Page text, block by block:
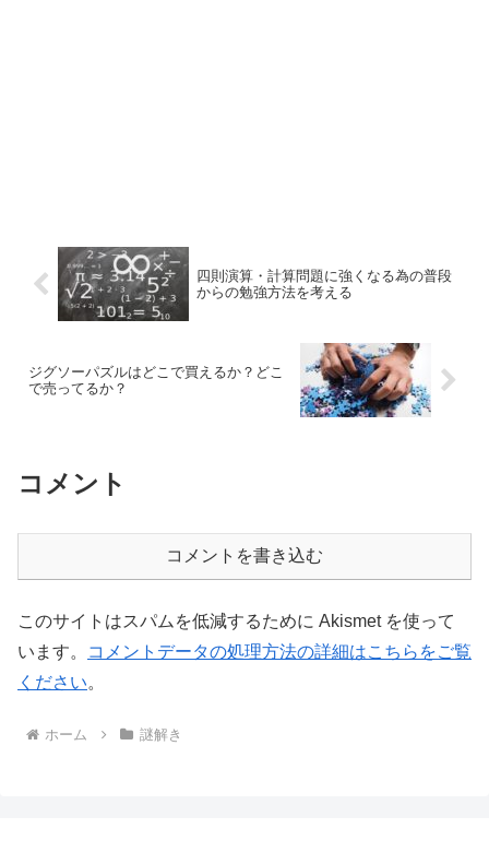
四則演算・計算問題に強くなる為の普段
からの勉強方法を考える
ジグソーパズルはどこで買えるか？どこ
で売ってるか？
コメント
コメントを書き込む
このサイトはスパムを低減するために Akismet を使って
います。
コメントデータの処理方法の詳細はこちらをご覧
ください。
ホーム 謎解き